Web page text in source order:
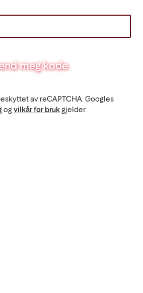
meg kode
av reCAPTCHA. Googles
ogvilkår for brukgjelder.